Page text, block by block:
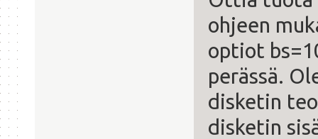
ohjeen
optiot
perässä.
disketin
disketin